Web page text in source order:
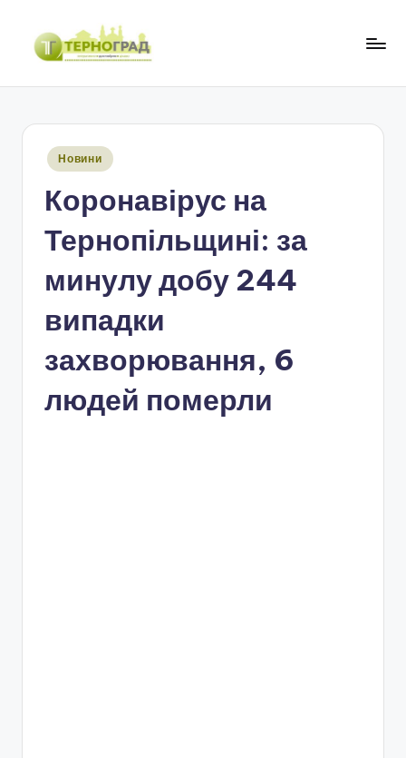
Перейти
Опубліковано
Новини
Коронавірус на
Тернопільщині: за
минулу добу 244
випадки
захворювання, 6
людей померли